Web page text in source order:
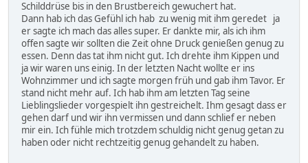
Schilddrüse bis in den Brustbereich gewuchert hat.
Dann hab ich das Gefühl ich hab zu wenig mit ihm geredet ja
er sagte ich mach das alles super. Er dankte mir, als ich ihm
offen sagte wir sollten die Zeit ohne Druck genießen genug zu
essen. Denn das tat ihm nicht gut. Ich drehte ihm Kippen und
ja wir waren uns einig. In der letzten Nacht wollte er ins
Wohnzimmer und ich sagte morgen früh und gab ihm Tavor. Er
stand nicht mehr auf. Ich hab ihm am letzten Tag seine
Lieblingslieder vorgespielt ihn gestreichelt. Ihm gesagt dass er
gehen darf und wir ihn vermissen und dann schlief er neben
mir ein. Ich fühle mich trotzdem schuldig nicht genug getan zu
haben oder nicht rechtzeitig genug gehandelt zu haben.